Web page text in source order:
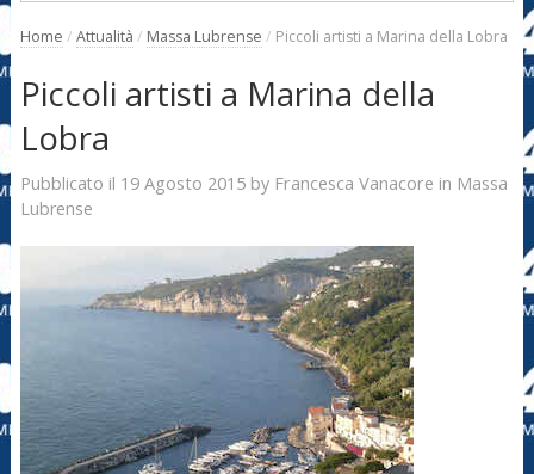
Home / Attualità / Massa Lubrense / Piccoli artisti a Marina della Lobra
Piccoli artisti a Marina della
Lobra
Pubblicato il 19 Agosto 2015by Francesca Vanacore in Massa
Lubrense